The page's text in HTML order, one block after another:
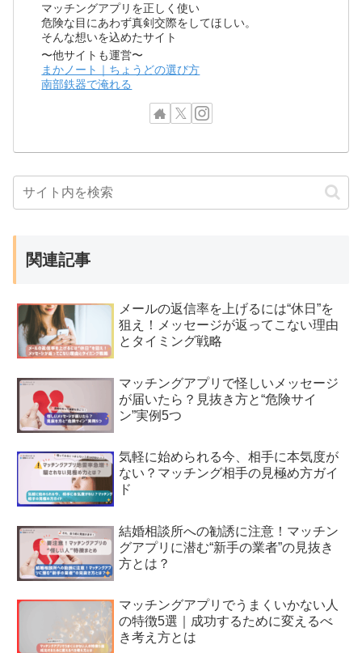
マッチングアプリを正しく使い
危険な目にあわず真剣交際をしてほしい。
そんな想いを込めたサイト
〜他サイトも運営〜
まかノート｜ちょうどの選び方
南部鉄器で淹れる
関連記事
メールの返信率を上げるには“休日”を
狙え！メッセージが返ってこない理由
とタイミング戦略
マッチングアプリで怪しいメッセージ
が届いたら？見抜き方と“危険サイ
ン”実例5つ
気軽に始められる今、相手に本気度が
ない？マッチング相手の見極め方ガイ
ド
結婚相談所への勧誘に注意！マッチン
グアプリに潜む“新手の業者”の見抜き
方とは？
マッチングアプリでうまくいかない人
の特徴5選｜成功するために変えるべ
き考え方とは